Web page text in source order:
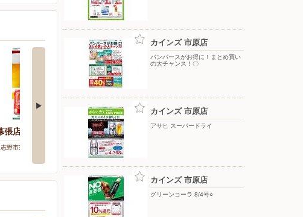
張店
野市芝園1-2-1
カインズ 船橋習志野店
〒274-0071 船橋市習志野4-12-40
カインズ 市原店
パンパースがお得に！まとめ買い
の大チャンス！〇
カインズ 市原店
アサヒ スーパードライ
カインズ 市原店
グリーンコーラ 8/4号○